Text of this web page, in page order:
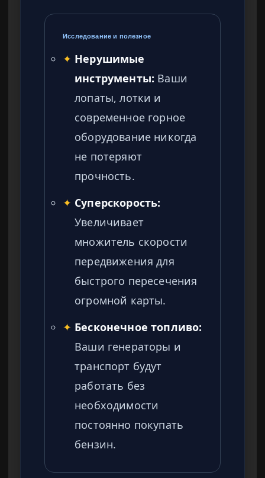
Исследование и полезное
✦ Нерушимые
инструменты: Ваши
лопаты, лотки и
современное горное
оборудование никогда
не потеряют
прочность.
✦ Суперскорость:
Увеличивает
множитель скорости
передвижения для
быстрого пересечения
огромной карты.
✦ Бесконечное топливо:
Ваши генераторы и
транспорт будут
работать без
необходимости
постоянно покупать
бензин.